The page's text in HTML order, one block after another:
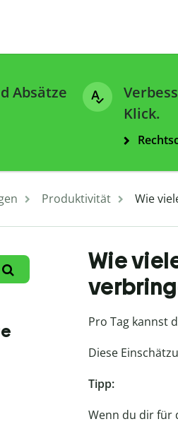
Absätze
Klick.
Produktivität Wie
Wie
Pro Tag kannst
Diese
Tipp:
Wenn du dir für